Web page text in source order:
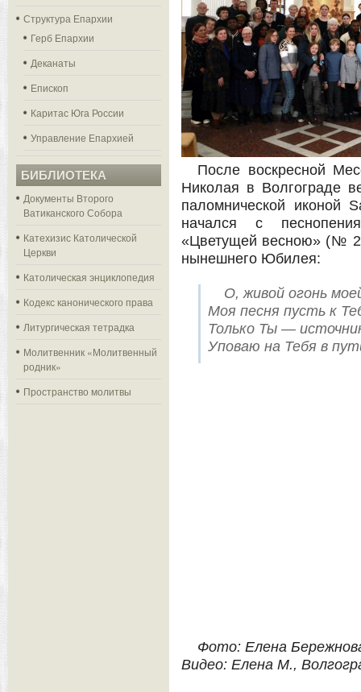
Структура Епархии
Герб Епархии
Деканаты
Епископ
Каритас Юга России
Управление Епархией
БИБЛИОТЕКА
Документы Второго
Ватиканского Собора
Катехизис Католической
Церкви
Католическая энциклопедия
Кодекс канонического права
Литургическая тетрадка
Молитвенник «Молитвенный
родник»
Пространство молитвы
После воскресной
Николая в Волгограде
паломнической иконой
начался с
«Цветущей весною» (№
нынешнего Юбилея:
О, живой огонь
Моя песня пусть к
Только Ты —
Уповаю на Тебя в
Фото: Елена
Видео: Елена М.,